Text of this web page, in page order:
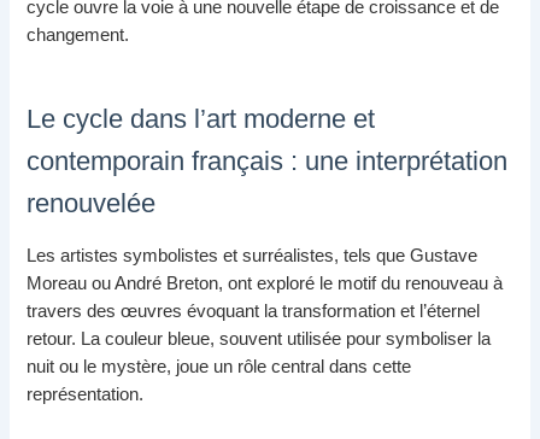
cycle ouvre la voie à une nouvelle étape de croissance et de
changement.
Le cycle dans l’art moderne et
contemporain français : une interprétation
renouvelée
Les artistes symbolistes et surréalistes, tels que Gustave
Moreau ou André Breton, ont exploré le motif du renouveau à
travers des œuvres évoquant la transformation et l’éternel
retour. La couleur bleue, souvent utilisée pour symboliser la
nuit ou le mystère, joue un rôle central dans cette
représentation.